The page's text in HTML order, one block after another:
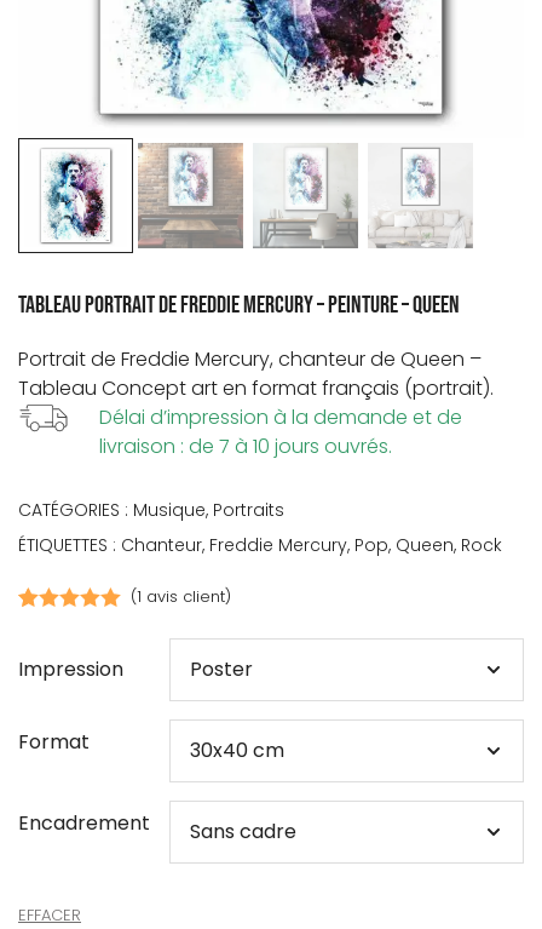
Tableau portrait de Freddie Mercury – Peinture – Queen
Portrait de Freddie Mercury, chanteur de Queen –
Tableau Concept art en format français (portrait).
Délai d’impression à la demande et de
livraison : de 7 à 10 jours ouvrés.
CATÉGORIES : Musique, Portraits
ÉTIQUETTES : Chanteur, Freddie Mercury, Pop, Queen, Rock
basé sur
client
(1 avis client)
Impression
Format
Encadrement
EFFACER